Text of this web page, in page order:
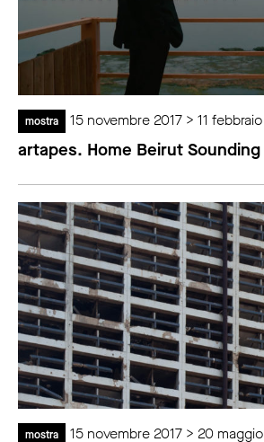
mostra 15 novembre 2017 > 11
artapes. Home Beirut
mostra 15 novembre 2017 > 20